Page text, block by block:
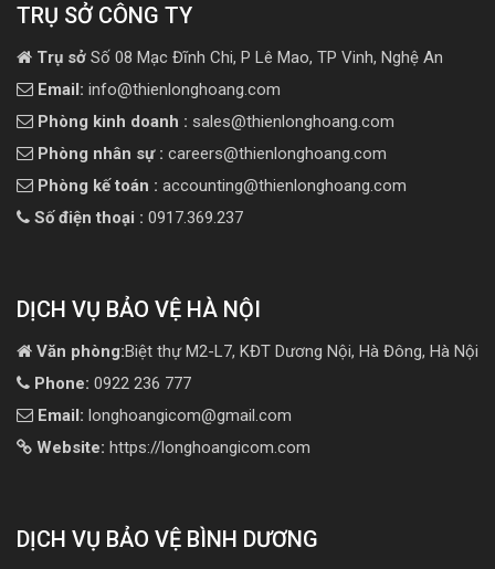
TRỤ SỞ CÔNG TY
Trụ sở Số 08 Mạc Đĩnh Chi, P Lê Mao, TP Vinh, Nghệ An
Email: info@thienlonghoang.com
Phòng kinh doanh : sales@thienlonghoang.com
Phòng nhân sự : careers@thienlonghoang.com
Phòng kế toán : accounting@thienlonghoang.com
Số điện thoại : 0917.369.237
DỊCH VỤ BẢO VỆ HÀ NỘI
Văn phòng:Biệt thự M2-L7, KĐT Dương Nội, Hà Đông, Hà Nội
Phone: 0922 236 777
Email: longhoangicom@gmail.com
Website: https://longhoangicom.com
DỊCH VỤ BẢO VỆ BÌNH DƯƠNG